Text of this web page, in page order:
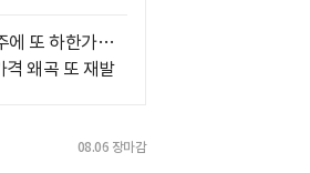
에 또 하한가…
격 왜곡 또 재발
08.06 장마감